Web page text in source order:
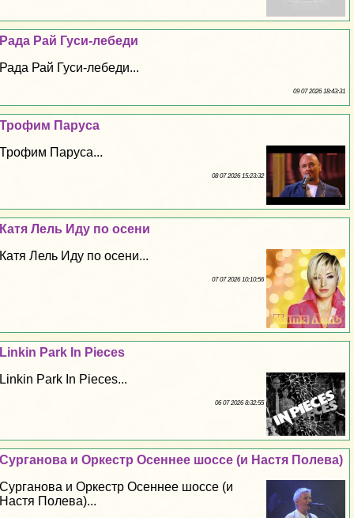
Рада Рай Гуси-лебеди
Рада Рай Гуси-лебеди...
09 07 2026 18:43:31
Трофим Паруса
Трофим Паруса...
08 07 2026 15:23:32
Катя Лель Иду по осени
Катя Лель Иду по осени...
07 07 2026 10:10:56
Linkin Park In Pieces
Linkin Park In Pieces...
06 07 2026 8:32:55
Сурганова и Оркестр Осеннее шоссе (и Настя Полева)
Сурганова и Оркестр Осеннее шоссе (и
Настя Полева)...